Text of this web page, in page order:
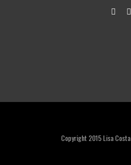
Copyright 2015 Lisa Costa